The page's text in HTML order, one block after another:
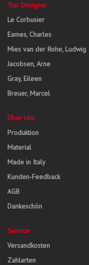
Top Designer
Le Corbusier
Eames, Charles
Mies van der Rohe, Ludwig
Jacobsen, Arne
Gray, Eileen
Breuer, Marcel
Über Uns
Produktion
Material
Made in Italy
Kunden-Feedback
AGB
Dankeschön
Service
Versandkosten
Zahlarten